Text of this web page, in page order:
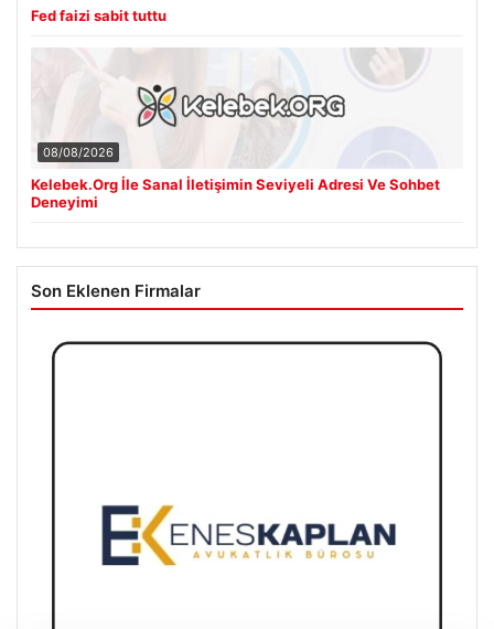
Fed faizi sabit tuttu
08/08/2026
Kelebek.Org İle Sanal İletişimin Seviyeli Adresi Ve Sohbet
Deneyimi
Son Eklenen Firmalar